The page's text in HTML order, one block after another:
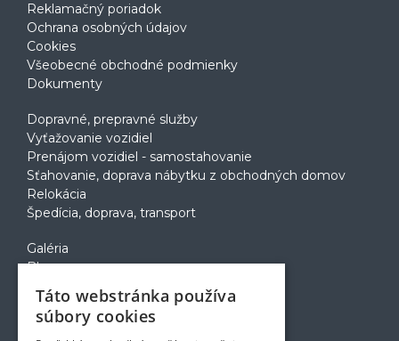
Reklamačný poriadok
Ochrana osobných údajov
Cookies
Všeobecné obchodné podmienky
Dokumenty
Dopravné, prepravné služby
Vyťažovanie vozidiel
Prenájom vozidiel - samostahovanie
Sťahovanie, doprava nábytku z obchodných domov
Relokácia
Špedícia, doprava, transport
Galéria
Blog
Voľné pozície
Zapožičanie krabíc
Rady a tipy pri sťahovaní
Táto webstránka používa
súbory cookies